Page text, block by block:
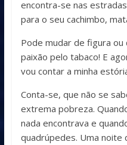
encontra-se nas
para o seu cachimbo,
Pode mudar de figura ou
paixão pelo tabaco! E
vou contar a minha
Conta-se, que não se
extrema pobreza.
nada encontrava e
quadrúpedes. Uma noite